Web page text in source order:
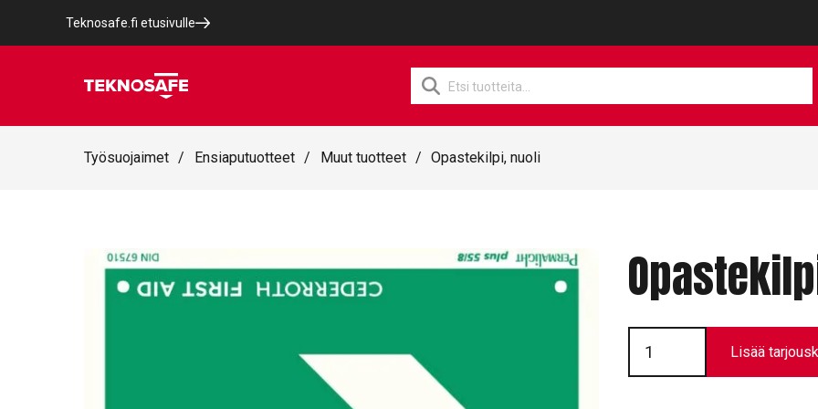
Teknosafe.fi etusivulle
Products
search
Työsuojaimet / Ensiaputuotteet / Muut tuotteet / Opastekilpi, nuoli
Opastekilpi,
nuoli
määrä
Lisää